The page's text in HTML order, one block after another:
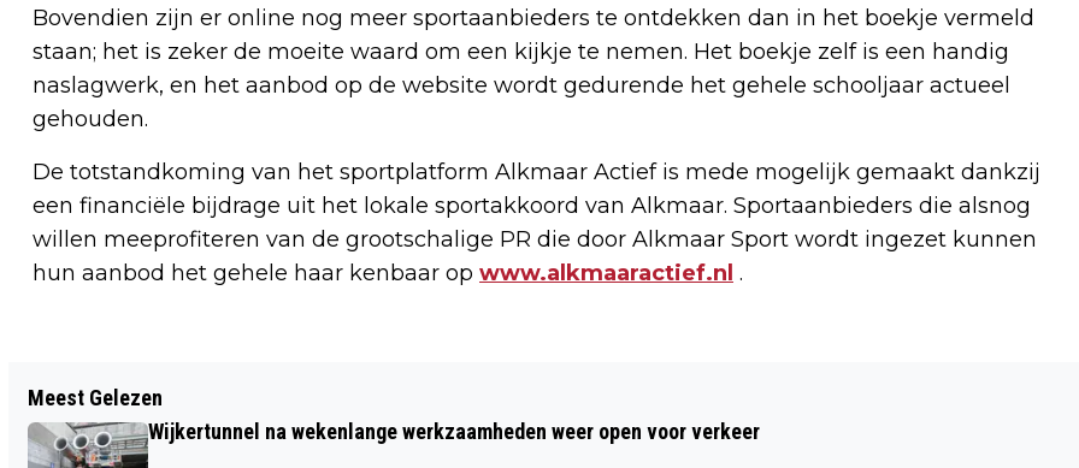
Bovendien zijn er online nog meer sportaanbieders te ontdekken dan in het boekje vermeld
staan; het is zeker de moeite waard om een kijkje te nemen. Het boekje zelf is een handig
naslagwerk, en het aanbod op de website wordt gedurende het gehele schooljaar actueel
gehouden.
De totstandkoming van het sportplatform Alkmaar Actief is mede mogelijk gemaakt dankzij
een financiële bijdrage uit het lokale sportakkoord van Alkmaar. Sportaanbieders die alsnog
willen meeprofiteren van de grootschalige PR die door Alkmaar Sport wordt ingezet kunnen
hun aanbod het gehele haar kenbaar op www.alkmaaractief.nl .
RAPHAËLSTICHTING, VONK EN REGIO
COLLEGE ONTWIKKELEN VERKORT
DIJK EN FRANK VAN WIJK TIJDENS
Meest Gelezen
Wijkertunnel na wekenlange werkzaamheden weer open voor verkeer